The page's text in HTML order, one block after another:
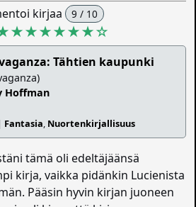
kirjaa 9 / 10
☆
Tähtien kaupunki
Hoffman
Fantasia, Nuortenkirjallisuus
tämä oli edeltäjäänsä
kirja, vaikka pidänkin Lucienista
Pääsin hyvin kirjan juoneen